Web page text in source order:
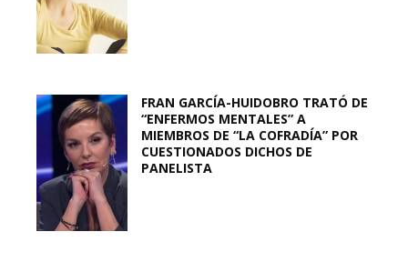
FRAN GARCÍA-HUIDOBRO TRATÓ DE
“ENFERMOS MENTALES” A
MIEMBROS DE “LA COFRADÍA” POR
CUESTIONADOS DICHOS DE
PANELISTA